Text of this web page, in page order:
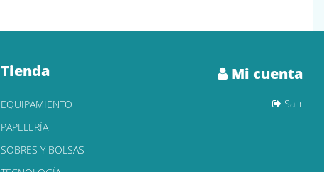
Tienda
EQUIPAMIENTO
PAPELERÍA
SOBRES Y BOLSAS
Mi cuenta
Salir